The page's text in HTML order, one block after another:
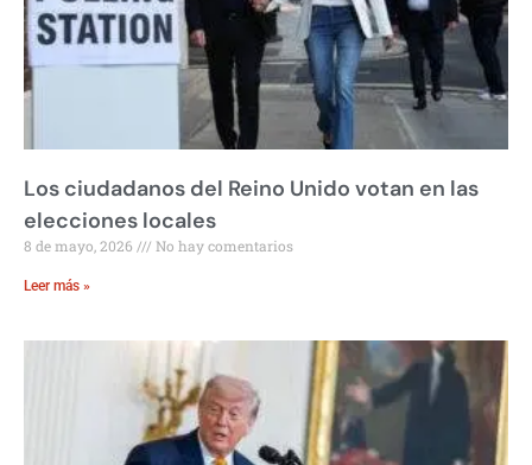
Los ciudadanos del Reino Unido votan en las
elecciones locales
8 de mayo, 2026 No hay comentarios
Leer más »